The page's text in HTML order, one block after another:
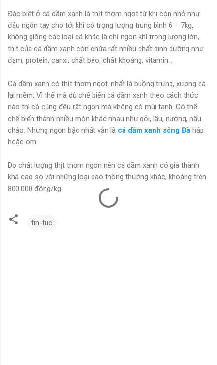
Đặc biệt ở cá dầm xanh là thịt thơm ngọt từ khi còn nhỏ như
đầu ngón tay cho tới khi có trọng lượng trung bình 6 – 7kg,
không giống các loại cá khác là chỉ ngon khi trọng lượng lớn,
thịt của cá dầm xanh còn chứa rất nhiều chất dinh dưỡng như
đạm, protein, canxi, chất béo, chất khoáng, vitamin…
Cá dầm xanh có thịt thơm ngọt, nhất là buồng trứng, xương cá
lại mềm. Vì thế mà dù chế biến cá dầm xanh theo cách thức
nào thì cá cũng đều rất ngon mà không có mùi tanh. Có thể
chế biến thành nhiều món khác nhau như gỏi, lẩu, nướng, nấu
cháo. Nhưng ngon bậc nhất vẫn là cá dầm xanh sông Đà hấp
hoặc om.
Do chất lượng thịt thơm ngon nên cá dầm xanh có giá thành
khá cao so với những loại cao thông thường khác, khoảng trên
800.000 đồng/kg.
tin-tuc